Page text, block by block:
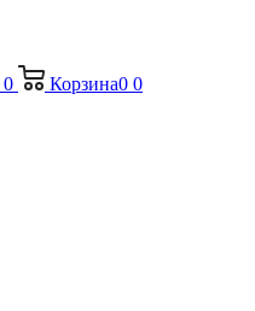
0 Корзина0 0